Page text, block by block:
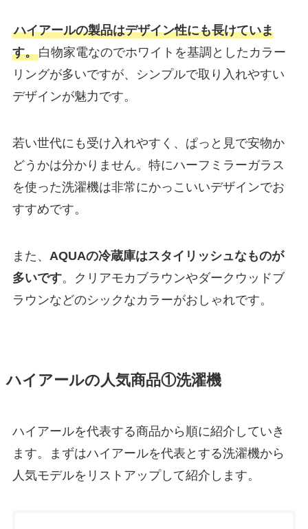
ハイアールの製品はデザイン性にも長けていま
す。白物家電なのでホワイトを基調としたカラー
リングが多いですが、シンプルで取り入れやすい
デザインが魅力です。
若い世代にも受け入れやすく、ぱっと見で安物か
どうかは分かりません。特にハーフミラーガラス
を使った洗濯機は非常にかっこいいデザインでお
すすめです。
また、 AQUAの冷蔵庫はスタイリッシュなものが
多いです。クリアモカブラウンやダークウッドブ
ラウンなどのシックなカラーがおしゃれです。
ハイアールの人気商品①洗濯機
ハイアールを代表する商品から順に紹介していき
ます。まずはハイアールを代表とする洗濯機から
人気モデルをリストアップして紹介します。